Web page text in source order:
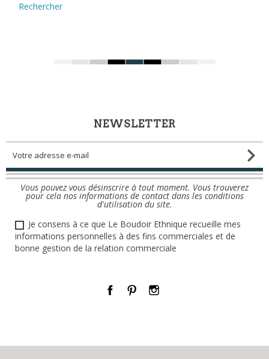
Rechercher
NEWSLETTER
Vous pouvez vous désinscrire à tout moment. Vous trouverez
pour cela nos informations de contact dans les conditions
d'utilisation du site.
Je consens à ce que Le Boudoir Ethnique recueille mes
informations personnelles à des fins commerciales et de
bonne gestion de la relation commerciale
Facebook
PinterestInstagram